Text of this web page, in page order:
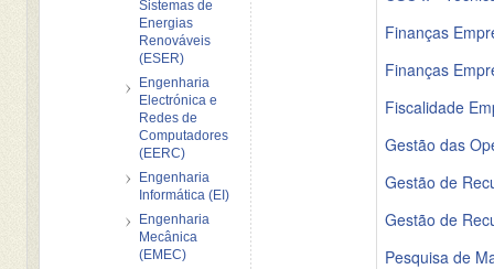
Finanças
Finanças
Fiscalidade
Gestão das
Gestão de
Gestão de
Pesquisa de
Sistemas de
Energias
Renováveis
(ESER)
Engenharia
Electrónica e
Redes de
Computadores
(EERC)
Engenharia
Informática (EI)
Engenharia
Mecânica
(EMEC)